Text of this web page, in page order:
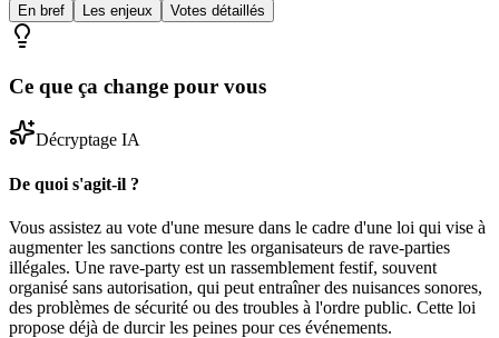
En bref Les enjeux Votes détaillés
Ce que ça change pour vous
Décryptage IA
De quoi s'agit-il ?
Vous assistez au vote d'une mesure dans le cadre d'une loi qui vise à
augmenter les sanctions contre les organisateurs de rave-parties
illégales. Une rave-party est un rassemblement festif, souvent
organisé sans autorisation, qui peut entraîner des nuisances sonores,
des problèmes de sécurité ou des troubles à l'ordre public. Cette loi
propose déjà de durcir les peines pour ces événements.